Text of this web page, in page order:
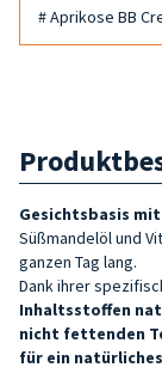
# Aprikose BB
Gesichtsbasis
Süßmandelöl und
ganzen Tag lang.
Dank ihrer
Inhaltsstoffen
nicht fettenden
für ein